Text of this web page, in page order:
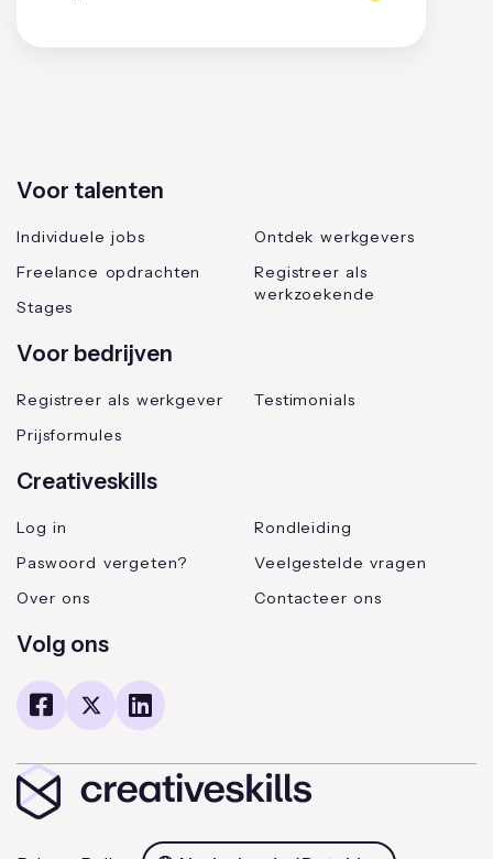
Voor talenten
Individuele jobs
Freelance opdrachten
Stages
Ontdek werkgevers
Registreer als
werkzoekende
Voor bedrijven
Registreer als werkgever
Prijsformules
Testimonials
Creativeskills
Log in
Paswoord vergeten?
Over ons
Rondleiding
Veelgestelde vragen
Contacteer ons
Volg ons